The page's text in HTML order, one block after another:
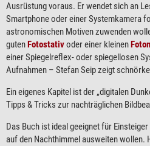
Ausrüstung voraus. Er wendet sich an
Smartphone oder einer Systemkamera
astronomischen Motiven zuwenden
gutenFotostativoder einer kleinen
einer Spiegelreflex- oder spiegellosen
Aufnahmen – Stefan Seip zeigt
Ein eigenes Kapitel ist der „digitalen
Tipps & Tricks zur nachträglichen
Das Buch ist ideal geeignet für
auf den Nachthimmel ausweiten